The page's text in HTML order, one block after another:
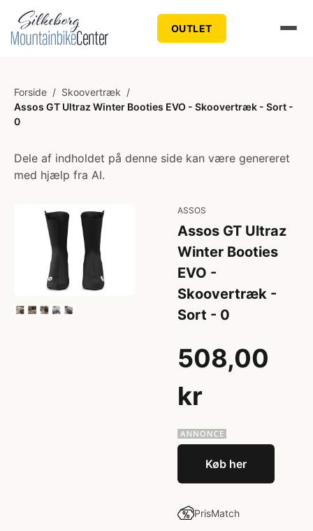
OUTLET
Forside / Skoovertræk /
Assos GT Ultraz Winter Booties EVO - Skoovertræk - Sort -
0
Dele af indholdet på denne side kan være genereret
med hjælp fra AI.
ASSOS
Assos GT Ultraz
Winter Booties
EVO -
Skoovertræk -
Sort - 0
508,00
kr
Køb her
PrisMatch